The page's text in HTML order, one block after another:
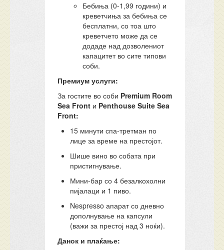
Бебиња (0-1,99 години) и
креветчиња за бебиња се
бесплатни, со тоа што
креветчето може да се
додаде над дозволениот
капацитет во сите типови
соби.
Премиум услуги:
За гостите во соби Premium Room
Sea Front и Penthouse Suite Sea
Front:
15 минути спа-третман по
лице за време на престојот.
Шише вино во собата при
пристигнување.
Мини-бар со 4 безалкохолни
пијалаци и 1 пиво.
Nespresso апарат со дневно
дополнување на капсули
(важи за престој над 3 ноќи).
Данок и плаќање: